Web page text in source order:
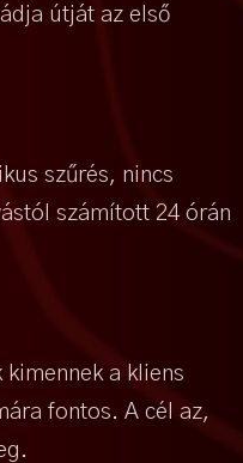
útját az első
szűrés, nincs
számított 24 órán
a kliens
fontos. A cél az,